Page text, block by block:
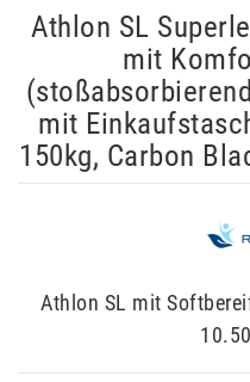
Athlon SL
mit
mit
150kg, Carbon
Athlon SL mit